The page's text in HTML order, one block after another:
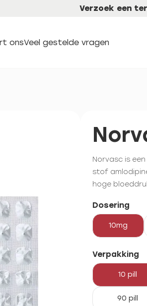
Verzoek een
onsVeel gestelde vragen
Norvasc is
stof
hoge
Dosering
10mg
Verpakking
10 pill
90 pill